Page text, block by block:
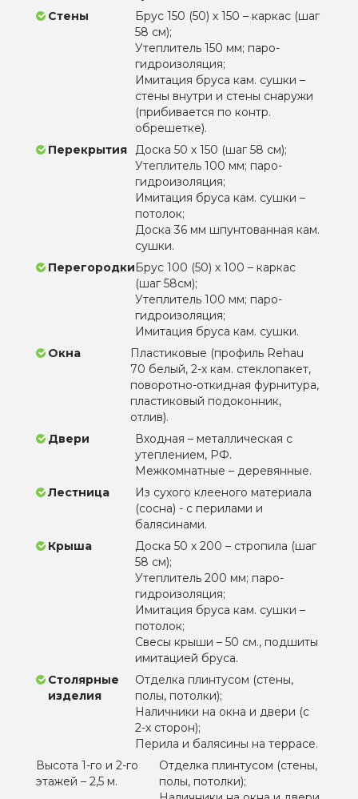
Стены
Брус 150 (50) х 150 – каркас (шаг
58 см);
Утеплитель 150 мм; паро-
гидроизоляция;
Имитация бруса кам. сушки –
стены внутри и стены снаружи
(прибивается по контр.
обрешетке).
Перекрытия
Доска 50 х 150 (шаг 58 см);
Утеплитель 100 мм; паро-
гидроизоляция;
Имитация бруса кам. сушки –
потолок;
Доска 36 мм шпунтованная кам.
сушки.
ПерегородкиБрус 100 (50) х 100 – каркас
(шаг 58см);
Утеплитель 100 мм; паро-
гидроизоляция;
Имитация бруса кам. сушки.
Окна
Пластиковые (профиль Rehau
70 белый, 2-х кам. стеклопакет,
поворотно-откидная фурнитура,
пластиковый подоконник,
отлив).
Двери
Входная – металлическая с
утеплением, РФ.
Межкомнатные – деревянные.
Лестница
Из сухого клееного материала
(сосна) - с перилами и
балясинами.
Крыша
Доска 50 х 200 – стропила (шаг
58 см);
Утеплитель 200 мм; паро-
гидроизоляция;
Имитация бруса кам. сушки –
потолок;
Свесы крыши – 50 см., подшиты
имитацией бруса.
Столярные
изделия
Отделка плинтусом (стены,
полы, потолки);
Наличники на окна и двери (с
2-х сторон);
Перила и балясины на террасе.
Высота 1-го и 2-го
этажей – 2,5 м.
Отделка плинтусом (стены,
полы, потолки);